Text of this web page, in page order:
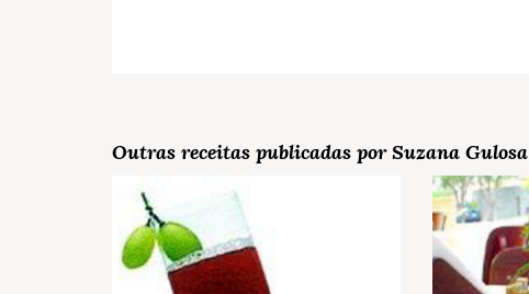
Outras receitas publicadas por Suzana Gulosa